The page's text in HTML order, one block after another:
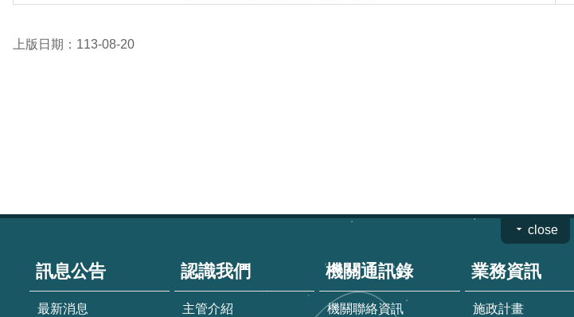
上版日期：113-08-20
close
訊息公告
最新消息
認識我們
主管介紹
機關通訊錄
機關聯絡資訊
業務資訊
施政計畫